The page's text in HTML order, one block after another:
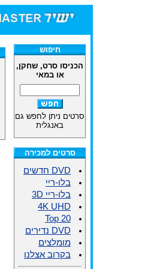
חיפוש
הכניסו סרט, שחקן,
או במאי
סרטים ניתן לחפש גם
באנגלית
סרטים למכירה
DVD חדשים
בלו-ריי
בלו-ריי 3D
4K UHD
Top 20
DVD נדירים
מומלצים
בקרוב אצלנו